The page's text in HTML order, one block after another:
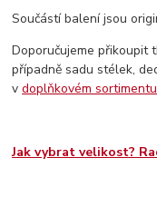
Součástí balení jsou
Doporučujeme přikoupit
případně sadu stélek,
vdoplňkovém sortimentu
Jak vybrat velikost?